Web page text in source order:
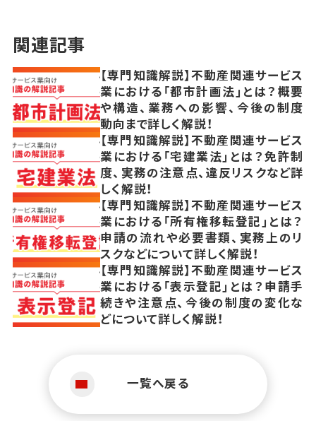
関連記事
【専門知識解説】不動産関連サービス
業における「都市計画法」とは？概要
や構造、業務への影響、今後の制度
動向まで詳しく解説！
【専門知識解説】不動産関連サービス
業における「宅建業法」とは？免許制
度、実務の注意点、違反リスクなど詳
しく解説！
【専門知識解説】不動産関連サービス
業における「所有権移転登記」とは？
申請の流れや必要書類、実務上のリ
スクなどについて詳しく解説！
【専門知識解説】不動産関連サービス
業における「表示登記」とは？申請手
続きや注意点、今後の制度の変化な
どについて詳しく解説！
一覧へ戻る